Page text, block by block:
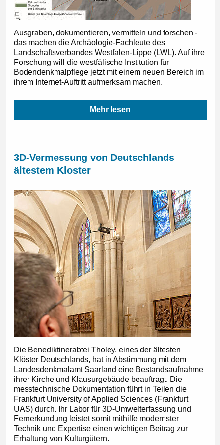
Ausgraben, dokumentieren, vermitteln und forschen -
das machen die Archäologie-Fachleute des
Landschaftsverbandes Westfalen-Lippe (LWL). Auf ihre
Forschung will die westfälische Institution für
Bodendenkmalpflege jetzt mit einem neuen Bereich im
ihrem Internet-Auftritt aufmerksam machen.
Mehr lesen
3D-Vermessung von Deutschlands
ältestem Kloster
Die Benediktinerabtei Tholey, eines der ältesten
Klöster Deutschlands, hat in Abstimmung mit dem
Landesdenkmalamt Saarland eine Bestandsaufnahme
ihrer Kirche und Klausurgebäude beauftragt. Die
messtechnische Dokumentation führt in Teilen die
Frankfurt University of Applied Sciences (Frankfurt
UAS) durch. Ihr Labor für 3D-Umwelterfassung und
Fernerkundung leistet somit mithilfe modernster
Technik und Expertise einen wichtigen Beitrag zur
Erhaltung von Kulturgütern.